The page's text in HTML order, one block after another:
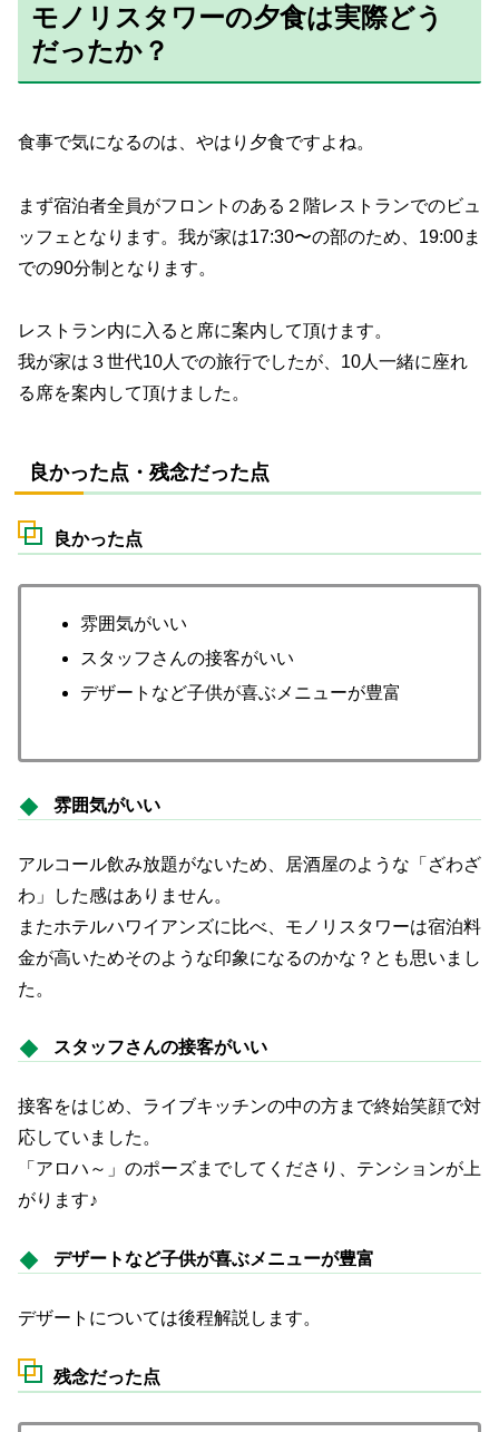
モノリスタワーの夕食は実際どう
だったか？
食事で気になるのは、やはり夕食ですよね。
まず宿泊者全員がフロントのある２階レストランでのビュ
ッフェとなります。我が家は17:30〜の部のため、19:00ま
での90分制となります。
レストラン内に入ると席に案内して頂けます。
我が家は３世代10人での旅行でしたが、10人一緒に座れ
る席を案内して頂けました。
良かった点・残念だった点
良かった点
雰囲気がいい
スタッフさんの接客がいい
デザートなど子供が喜ぶメニューが豊富
雰囲気がいい
アルコール飲み放題がないため、居酒屋のような「ざわざ
わ」した感はありません。
またホテルハワイアンズに比べ、モノリスタワーは宿泊料
金が高いためそのような印象になるのかな？とも思いまし
た。
スタッフさんの接客がいい
接客をはじめ、ライブキッチンの中の方まで終始笑顔で対
応していました。
「アロハ～」のポーズまでしてくださり、テンションが上
がります♪
デザートなど子供が喜ぶメニューが豊富
デザートについては後程解説します。
残念だった点